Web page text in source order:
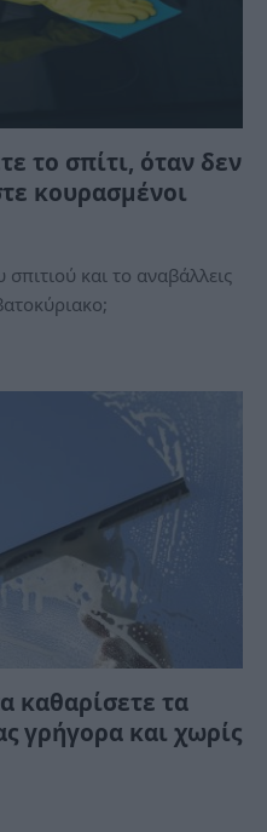
το σπίτι, όταν δεν
κουρασμένοι
και το αναβάλλεις
καθαρίσετε τα
γρήγορα και χωρίς